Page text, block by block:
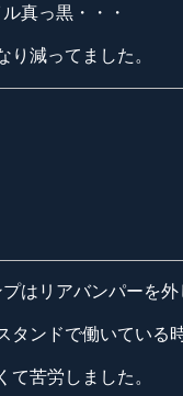
真っ黒・・・
り減ってました。
はリアバンパーを
タンドで働いている
て苦労しました。